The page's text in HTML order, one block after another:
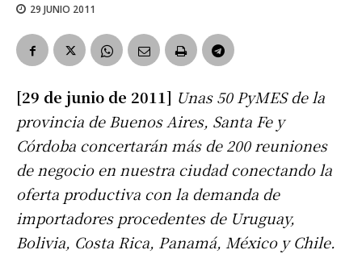
29 JUNIO 2011
[29 de junio de 2011] Unas 50 PyMES de la
provincia de Buenos Aires, Santa Fe y
Córdoba concertarán más de 200 reuniones
de negocio en nuestra ciudad conectando la
oferta productiva con la demanda de
importadores procedentes de Uruguay,
Bolivia, Costa Rica, Panamá, México y Chile.